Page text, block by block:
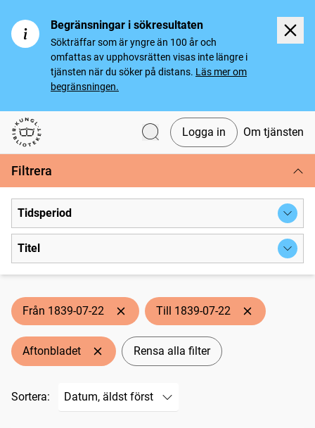
Begränsningar i sökresultaten
Sökträffar som är yngre än 100 år och
omfattas av upphovsrätten visas inte längre i
tjänsten när du söker på distans. Läs mer om
begränsningen.
Svenska tidningar
Logga in Om tjänsten
Filtrera
Tidsperiod
Titel
Från 1839-07-22 Till 1839-07-22
Aftonbladet Rensa alla filter
Sortera: